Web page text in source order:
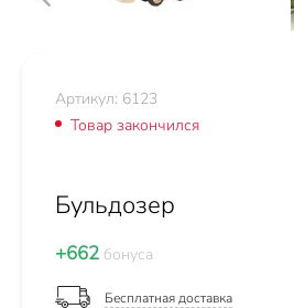
Артикул: 6123
Товар закончился
Бульдозер
+662 бонуса
Бесплатная доставка